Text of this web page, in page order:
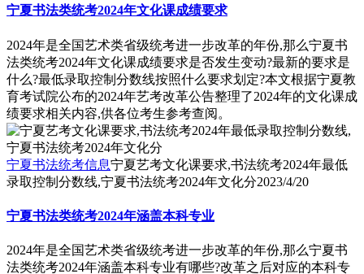
宁夏书法类统考2024年文化课成绩要求
2024年是全国艺术类省级统考进一步改革的年份,那么宁夏书
法类统考2024年文化课成绩要求是否发生变动?最新的要求是
什么?最低录取控制分数线按照什么要求划定?本文根据宁夏教
育考试院公布的2024年艺考改革公告整理了2024年的文化课成
绩要求相关内容,供各位考生参考查阅。
宁夏书法统考信息宁夏艺考文化课要求,书法统考2024年最低
录取控制分数线,宁夏书法统考2024年文化分2023/4/20
宁夏书法类统考2024年涵盖本科专业
2024年是全国艺术类省级统考进一步改革的年份,那么宁夏书
法类统考2024年涵盖本科专业有哪些?改革之后对应的本科专